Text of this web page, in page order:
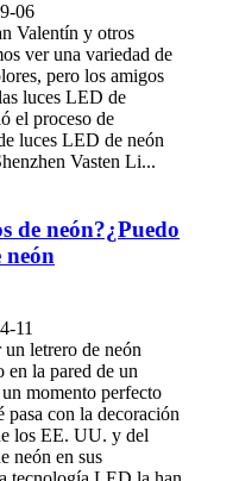
06
Valentín y otros
ver una variedad de
pero los amigos
luces LED de
el proceso de
luces LED de neón
Vasten Li...
de neón?¿Puedo
neón
11
un letrero de neón
en la pared de un
momento perfecto
pasa con la decoración
los EE. UU. y del
neón en sus